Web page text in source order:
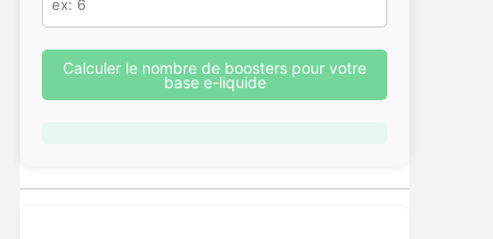
Calculer le nombre de boosters pour votre
base e-liquide